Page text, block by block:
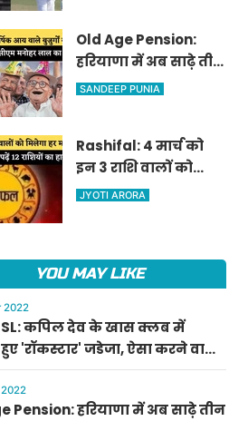
Old Age Pension:
हरियाणा में अब साढ़े तीन
लाख की वार्षिक आय
सीएम मनोहर लाल का
ऐलान
SANDEEP PUNIA
Rashifal: 4 मार्च को
इन 3 राशि वालों को
मिलेगा हर मामले में
JYOTI ARORA
YOU MAY LIKE
2022
SL: कपिल देव के खास क्लब में
'रॉकस्टार' जडेजा, ऐसा करने वाले
दूसरे भारतीय
Pension: हरियाणा में अब साढ़े तीन